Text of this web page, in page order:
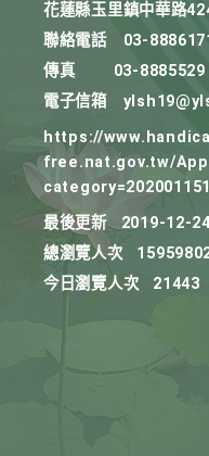
花蓮縣玉里鎮中華路
聯絡電話
03-
傳真
03-8885529
電子信箱
https://
free.nat.gov.tw/
最後更新
2019-12-24
總瀏覽人次
今日瀏覽人次
21443